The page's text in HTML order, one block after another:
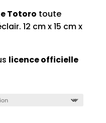
Totoro toute
12 cm x 15 cm x
licence officielle